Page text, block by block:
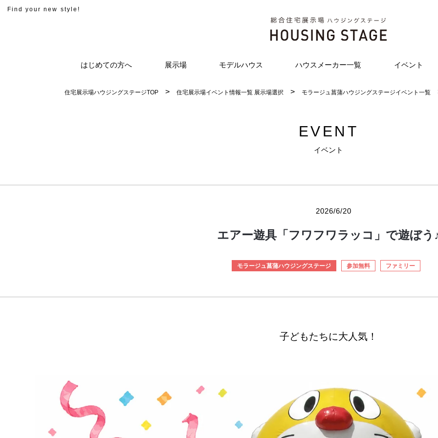
Find your new style!
はじめての方へ 展示場 モデルハウス ハウスメーカー一覧 イベント
住宅展示場ハウジングステージTOP 住宅展示場イベント情報一覧 展示場選択 モラージュ菖蒲ハウジングステージイベント一覧
EVENT
イベント
2026/6/20
エアー遊具「フワフワラッコ」で遊ぼう
モラージュ菖蒲ハウジングステージ 参加無料 ファミリー
子どもたちに大人気！